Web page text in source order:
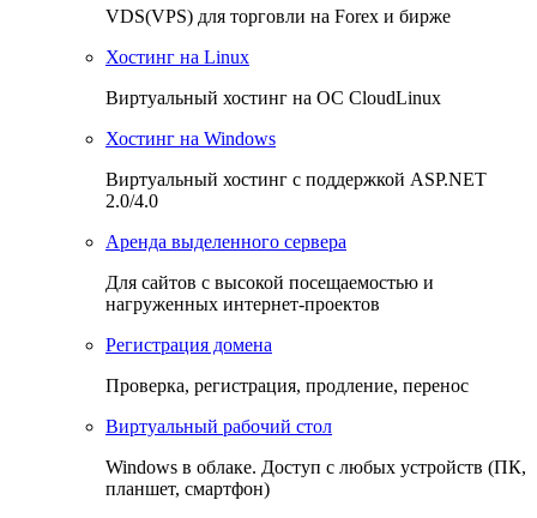
VDS(VPS) для торговли на Forex и бирже
Хостинг на Linux
Виртуальный хостинг на OC CloudLinux
Хостинг на Windows
Виртуальный хостинг с поддержкой ASP.NET
2.0/4.0
Аренда выделенного сервера
Для сайтов с высокой посещаемостью и
нагруженных интернет-проектов
Регистрация домена
Проверка, регистрация, продление, перенос
Виртуальный рабочий стол
Windows в облаке. Доступ с любых устройств (ПК,
планшет, смартфон)